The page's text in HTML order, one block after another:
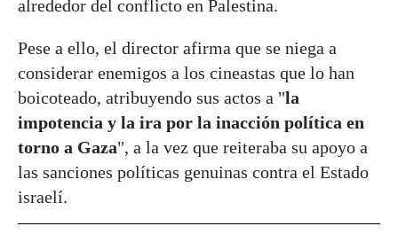
alrededor del conflicto en Palestina.
Pese a ello, el director afirma que se niega a
considerar enemigos a los cineastas que lo han
boicoteado, atribuyendo sus actos a "la
impotencia y la ira por la inacción política en
torno a Gaza", a la vez que reiteraba su apoyo a
las sanciones políticas genuinas contra el Estado
israelí.